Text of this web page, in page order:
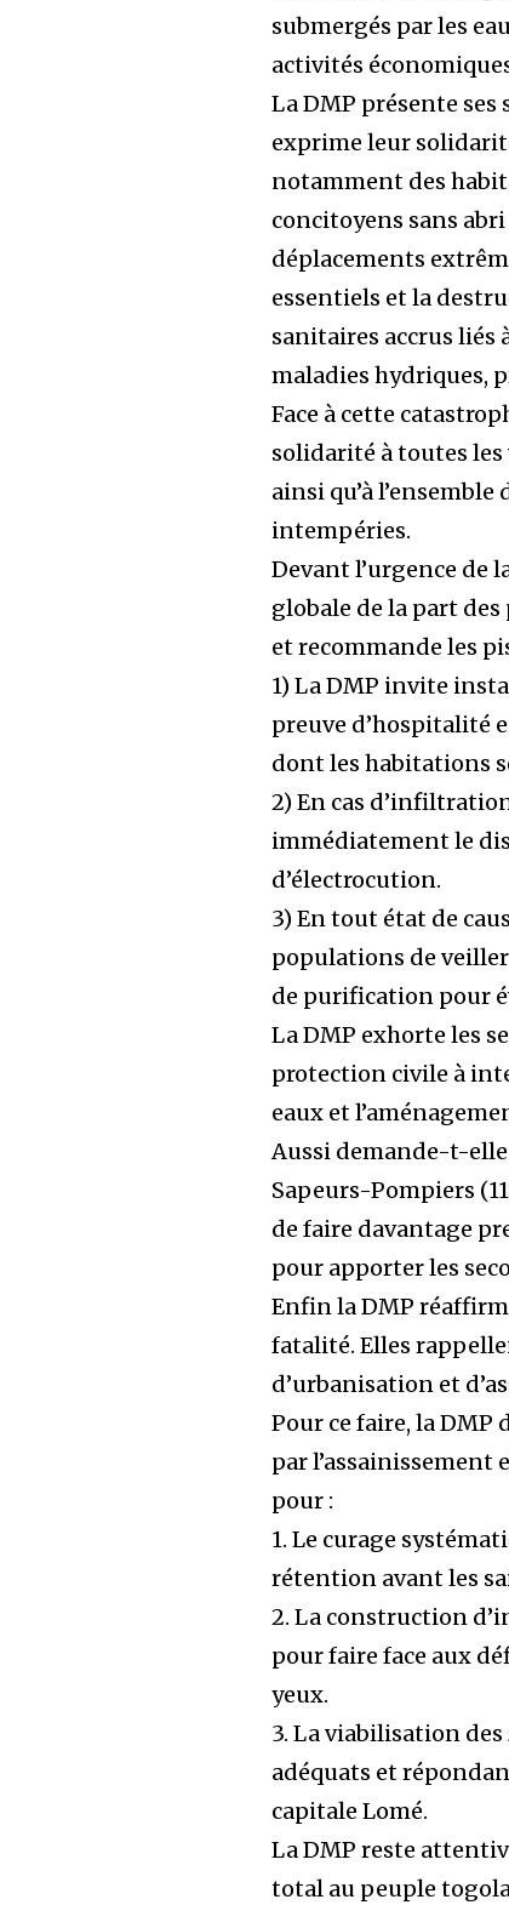
submergés par les
activités
La DMP présente
exprime leur
notamment des
concitoyens sans
déplacements
essentiels et la
sanitaires accrus liés
maladies hydriques,
Face à cette
solidarité à toutes
ainsi qu’à
intempéries.
Devant l’urgence
globale de la part
et recommande les
1) La DMP invite
preuve d’hospitalité
dont les habitations
2) En cas
immédiatement le
d’électrocution.
3) En tout état de
populations de
de purification pour
La DMP exhorte les
protection civile à
eaux et
Aussi demande-t-
Sapeurs-Pompiers
de faire davantage
pour apporter les
Enfin la DMP
fatalité. Elles
d’urbanisation et
Pour ce faire, la
par
pour :
1. Le curage
rétention avant les
2. La construction
pour faire face aux
yeux.
3. La viabilisation
adéquats et
capitale Lomé.
La DMP reste
total au peuple